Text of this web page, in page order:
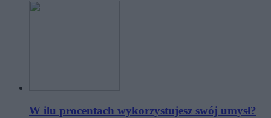
W ilu procentach wykorzystujesz swój umysł?